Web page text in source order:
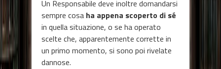
Un Responsabile deve inoltre domandarsi
sempre cosa ha appena scoperto di sé
in quella situazione, o se ha operato
scelte che, apparentemente corrette in
un primo momento, si sono poi rivelate
dannose.